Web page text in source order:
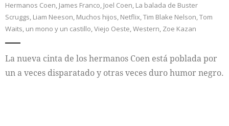
Hermanos Coen, James Franco, Joel Coen, La balada de Buster
Scruggs, Liam Neeson, Muchos hijos, Netflix,Tim Blake Nelson,Tom
Waits, un mono y un castillo,Viejo Oeste,Western, Zoe Kazan
La nueva cinta de los hermanos Coen está poblada por
un a veces disparatado y otras veces duro humor negro.